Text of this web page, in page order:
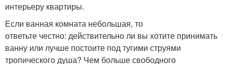
интерьеру квартиры.
Если ванная комната небольшая, то
ответьте честно: действительно ли вы хотите принимать
ванну или лучше постоите под тугими струями
тропического душа? Чем больше свободного